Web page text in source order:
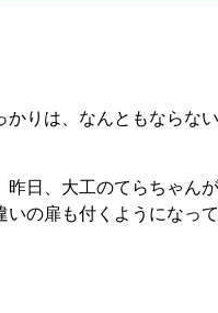
りは、なんともならな
日、大工のてらちゃん
の扉も付くようになって